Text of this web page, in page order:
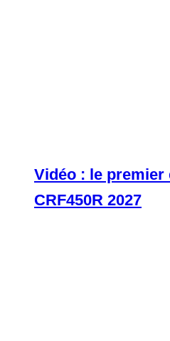
Vidéo : le premier
CRF450R 2027